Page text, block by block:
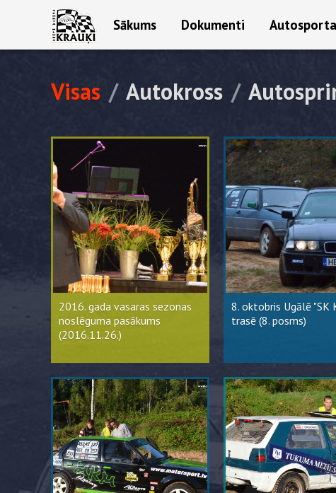
Sākums Dokumenti
Visas / Autokross /
2016. gada vasaras sezonas
noslēguma pasākums
(2016.11.26.)
8. oktobris Ugālē "SK
trasē (8. posms)